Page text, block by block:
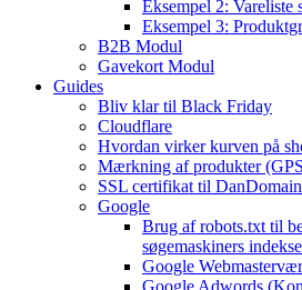
Eksempel 2: Vareliste
Eksempel 3:
B2B Modul
Gavekort Modul
Guides
Bliv klar til Black Friday
Cloudflare
Hvordan virker kurven på
Mærkning af produkter
SSL certifikat til
Google
Brug af robots.txt til
søgemaskiners
Google
Google Adwords